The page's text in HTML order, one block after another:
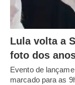
Lula volta a
foto dos
Evento de
marcado para as